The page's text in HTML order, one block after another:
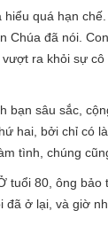
quá hạn
đã nói.
ra khỏi sự
sâu sắc,
hai, bởi chỉ có
tình, chúng
80, ông
ở lại, và giờ